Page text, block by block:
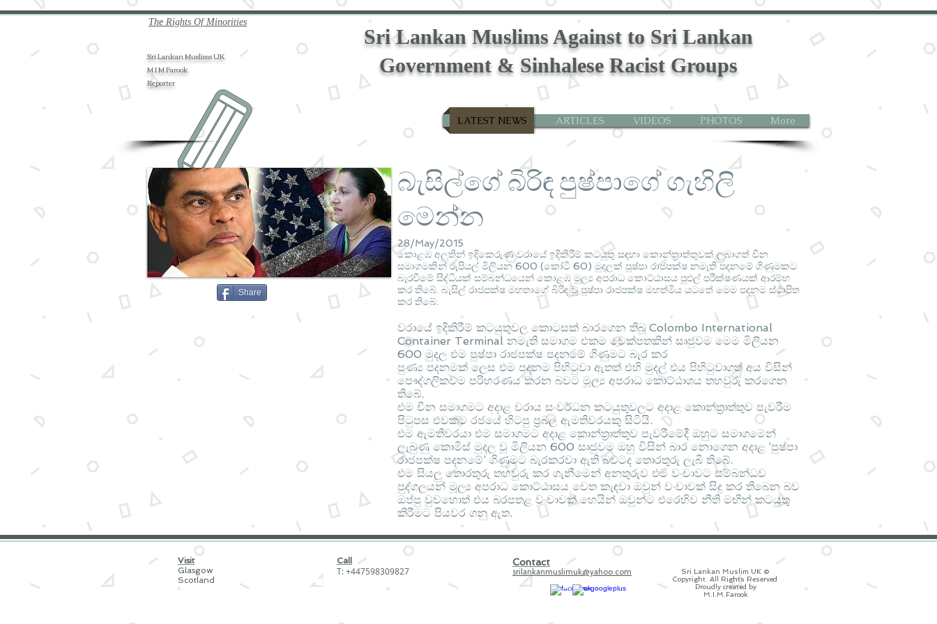
The Rights Of Minorities
Sri Lankan Muslims UK
M I M Farook
Reporter
LATEST NEWS ARTICLES VIDEOS PHOTOS More
Sri Lankan Muslims Against to Sri Lankan
Government & Sinhalese Racist Groups
Share
බැසිල්ගේ බිරිඳ පුෂ්පාගේ ගැහිලි
මෙන්න
28/May/2015
කොළඹ අලුතින් ඉදිකෙරුණ වරායේ ඉදිකිරීම් කටයුතු සඳහා කොන්ත්‍රාත්තුවක් ලබාගත් චීන
සමාගමකින් රුපියල් මිලියන 600 (කෝටි 60) මුදලක් පුෂ්පා රාජපක්ෂ නමැති පදනමේ ගිණුමකට
බැරවීමේ සිද්ධියක් සම්බන්ධයෙන් කොළඹ මූල්‍ය අපරාධ කොට්ඨාසය පුළුල් පරීක්ෂණයක් ආරම්භ
කර තිබේ. බැසිල් රාජපක්ෂ මහතාගේ බිරිඳ වූ පුෂ්පා රාජපක්ෂ මහත්මිය යටතේ මෙම පදනම ස්ථාපිත
කර තිබේ.
වරායේ ඉදිකිරීම් කටයුතුවල කොටසක් බාරගෙන තිබූ Colombo International
Container Terminal නමැති සමාගම එකම චෙක්පතකින් සෘජුවම මෙම මිලියන
600 මුදල එම පුෂ්පා රාජපක්ෂ පදනමේ ගිණුමට බැර කර
පුණ්‍ය පදනමක් ලෙස එම පදනම පිහිටුවා ඇතත් එහි මුදල් එය පිහිටුවාගත් අය විසින්
පෞද්ගලිකවම පරිහරණය කරන බවට මූල්‍ය අපරාධ කොට්ඨාශය තහවුරු කරගෙන
තිබේ.
එම චීන සමාගමට අදාළ වරාය සංවර්ධන කටයුතුවලට අදාළ කොන්ත්‍රාත්තුව පැවරීම
පිටුපස එවකට රජයේ හිටපු ප්‍රබල ඇමතිවරයකු සිටියි.
එම ඇමතිවරයා එම සමාගමට අදාළ කොන්ත්‍රාත්තුව පැවරීමේදී ඔහුට ‍සමාගමෙන්
ලැබුණු කොමිස් මුදල වූ මිලියන 600 සෘජුවම ඔහු විසින් බාර නොගෙන අදාළ ‘පුෂ්පා
රාජපක්ෂ පදනමේ’ ගිණුමට බැරකරවා ඇති බවටද තොරතුරු ලැබී තිබේ.
එම සියලු තොරතුරු තහවුරු කර ගැනීමෙන් අනතුරුව එම වංචාවට සම්බන්ධව
පුද්ගලයන් මූල්‍ය අපරාධ කොට්ඨාසය වෙත කැඳවා ඔවුන් වංචාවක් සිදු කර තිබෙන බව
ඔප්පු වුවහොත් එය බරපතළ වංචාවක් හෙයින් ඔවුන්ට එරෙහිව නීති මඟින් කටයුතු
කිරීමට පියවර ගනු ඇත.
Visit
Glasgow
Scotland
Call
T: +447598309827
Contact
srilankanmuslimuk@yahoo.com
Sri Lankan Muslim UK ©
Copyright. All Rights Reserved
Proudly created by
M.I.M.Farook